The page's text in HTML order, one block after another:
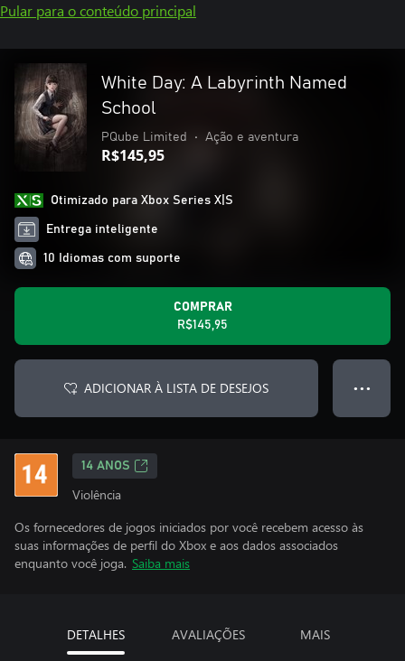
Pular para o conteúdo principal
White Day: A Labyrinth Named
School
PQube Limited • Ação e aventura
R$145,95
Otimizado para Xbox Series X|S
Entrega inteligente
10 Idiomas com suporte
COMPRAR
R$145,95
ADICIONAR À LISTA DE DESEJOS ● ● ●
14 ANOS
Violência
Os fornecedores de jogos iniciados por você recebem acesso às
suas informações de perfil do Xbox e aos dados associados
enquanto você joga. Saiba mais
DETALHES AVALIAÇÕES MAIS